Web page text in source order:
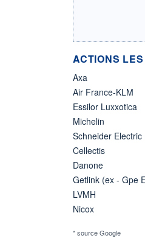
ACTIONS
Axa
Air France-KLM
Essilor Luxxotica
Michelin
Schneider Electric
Cellectis
Danone
Getlink (ex - Gpe
LVMH
Nicox
* source Google